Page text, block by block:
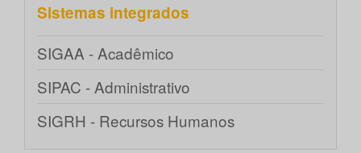
Sistemas integrados
SIGAA - Acadêmico
SIPAC - Administrativo
SIGRH - Recursos Humanos